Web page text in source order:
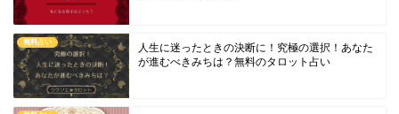
無料占い
人生に迷ったときの決断に！究極の選択！あなた
が進むべきみちは？無料のタロット占い